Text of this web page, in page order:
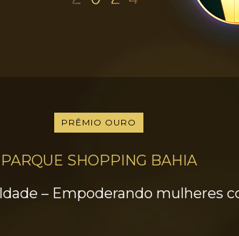
PRÊMIO OURO
PARQUE SHOPPING BAHIA
– Empoderando mulheres